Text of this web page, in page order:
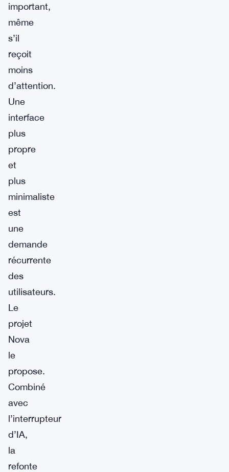
important,
même
s’il
reçoit
moins
d’attention.
Une
interface
plus
propre
et
plus
minimaliste
est
une
demande
récurrente
des
utilisateurs.
Le
projet
Nova
le
propose.
Combiné
avec
l’interrupteur
d’IA,
la
refonte